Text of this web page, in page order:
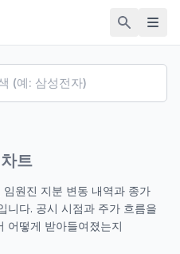
트
임원진 지분 변동 내역과 종가
니다. 공시 시점과 주가 흐름을
어떻게 받아들여졌는지